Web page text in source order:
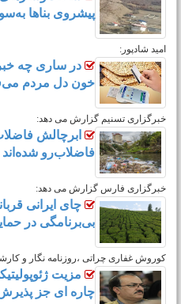
خبرگزاری ایرنا گزارش می دهد:
ساخت‌وسازهای
پیشروی بناها
امید شادپور:
در ساری چه خبر
خون دل مردم
خبرگزاری تسنیم گزارش می دهد:
ابرچالش فاضلاب
فاضلاب‌رو شده‌اند
خبرگزاری فارس گزارش می دهد:
چای ایرانی
بی‌برنامگی در حمایت
کوروش غفاری چراتی ،روزنامه نگار و